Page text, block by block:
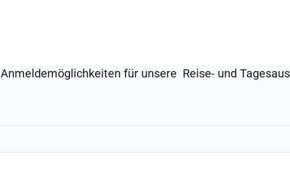
Anmeldemöglichkeiten für unsere Reise- und